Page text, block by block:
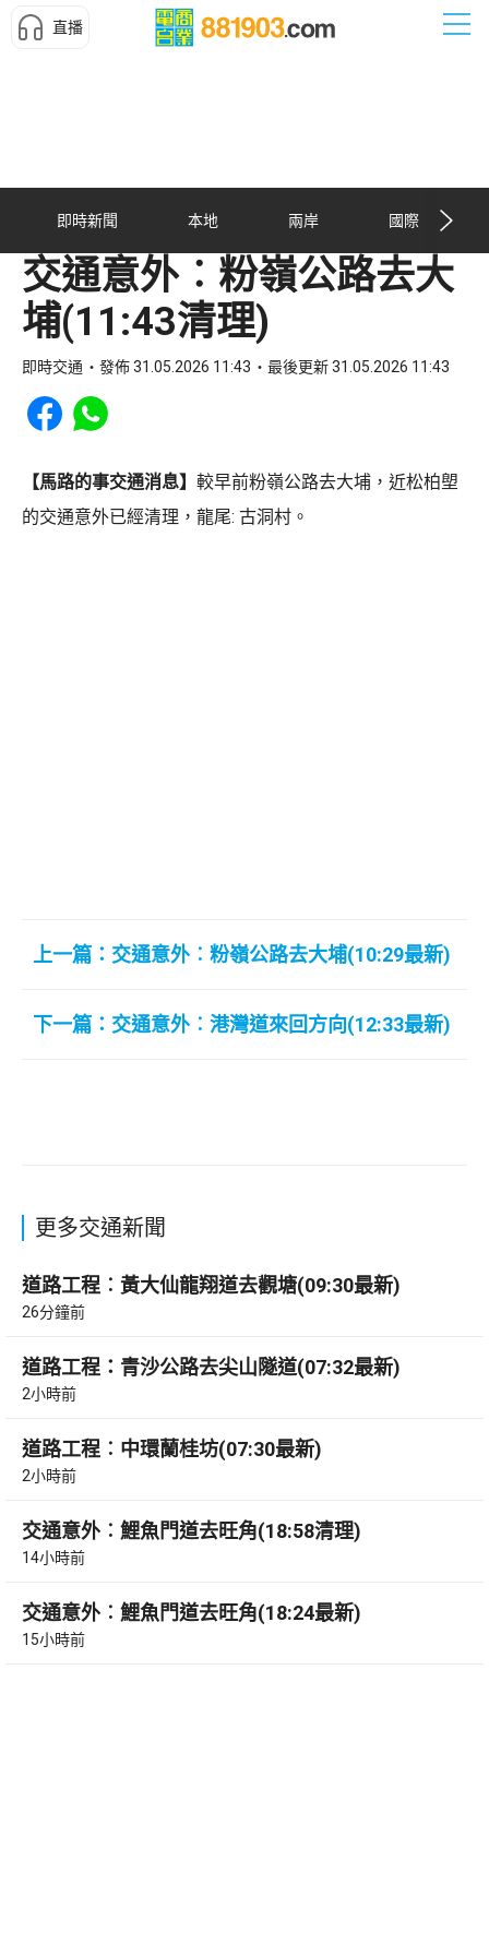
直播
即時新聞 本地 兩岸 國際
交通意外︰粉嶺公路去大
埔(11:43清理)
即時交通 發佈 31.05.2026 11:43 最後更新 31.05.2026 11:43
Share to Facebook
Share to WhatsApp
【馬路的事交通消息】 較早前粉嶺公路去大埔，近松柏塱
的交通意外已經清理，龍尾: 古洞村。
上一篇：交通意外︰粉嶺公路去大埔(10:29最新)
下一篇：交通意外︰港灣道來回方向(12:33最新)
更多交通新聞
道路工程︰黃大仙龍翔道去觀塘(09:30最新)
26分鐘前
道路工程：青沙公路去尖山隧道(07:32最新)
2小時前
道路工程︰中環蘭桂坊(07:30最新)
2小時前
交通意外︰鯉魚門道去旺角(18:58清理)
14小時前
交通意外︰鯉魚門道去旺角(18:24最新)
15小時前